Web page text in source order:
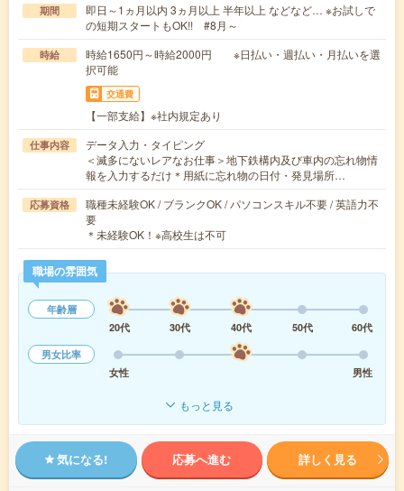
期間
即日～1ヵ月以内 3ヵ月以上 半年以上 などなど… ※お試しで
の短期スタートもOK!! #8月～
時給
時給1650円～時給2000円 ※日払い・週払い・月払いを選
択可能
交通費
【一部支給】※社内規定あり
仕事内容
データ入力・タイピング
＜滅多にないレアなお仕事＞地下鉄構内及び車内の忘れ物情
報を入力するだけ＊用紙に忘れ物の日付・発見場所…
応募資格
職種未経験OK / ブランクOK / パソコンスキル不要 / 英語力不
要
＊未経験OK！※高校生は不可
職場の雰囲気
年齢層
20代
30代 40代 50代
60代
男女比率
女性
男性
もっと見る
気になる! 応募へ進む 詳しく見る